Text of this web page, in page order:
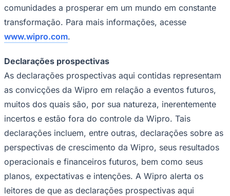
São Paulo
comunidades a prosperar em um mundo em constante
transformação. Para mais informações, acesse
www.wipro.com.
Declarações prospectivas
As declarações prospectivas aqui contidas representam
as convicções da Wipro em relação a eventos futuros,
muitos dos quais são, por sua natureza, inerentemente
incertos e estão fora do controle da Wipro. Tais
declarações incluem, entre outras, declarações sobre as
perspectivas de crescimento da Wipro, seus resultados
operacionais e financeiros futuros, bem como seus
planos, expectativas e intenções. A Wipro alerta os
leitores de que as declarações prospectivas aqui